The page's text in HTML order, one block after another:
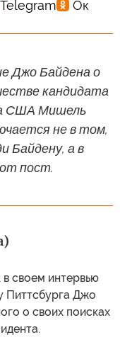
Джо Байдена о
кандидата
США Мишель
не в том,
Байдену, а в
пост.
в своем интервью
Питтсбурга Джо
о своих поисках